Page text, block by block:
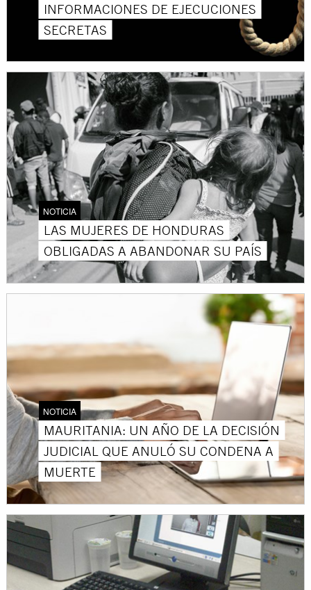
INFORMACIONES DE EJECUCIONES
SECRETAS
NOTICIA
LAS MUJERES DE HONDURAS
OBLIGADAS A ABANDONAR SU PAÍS
NOTICIA
MAURITANIA: UN AÑO DE LA DECISIÓN
JUDICIAL QUE ANULÓ SU CONDENA A
MUERTE